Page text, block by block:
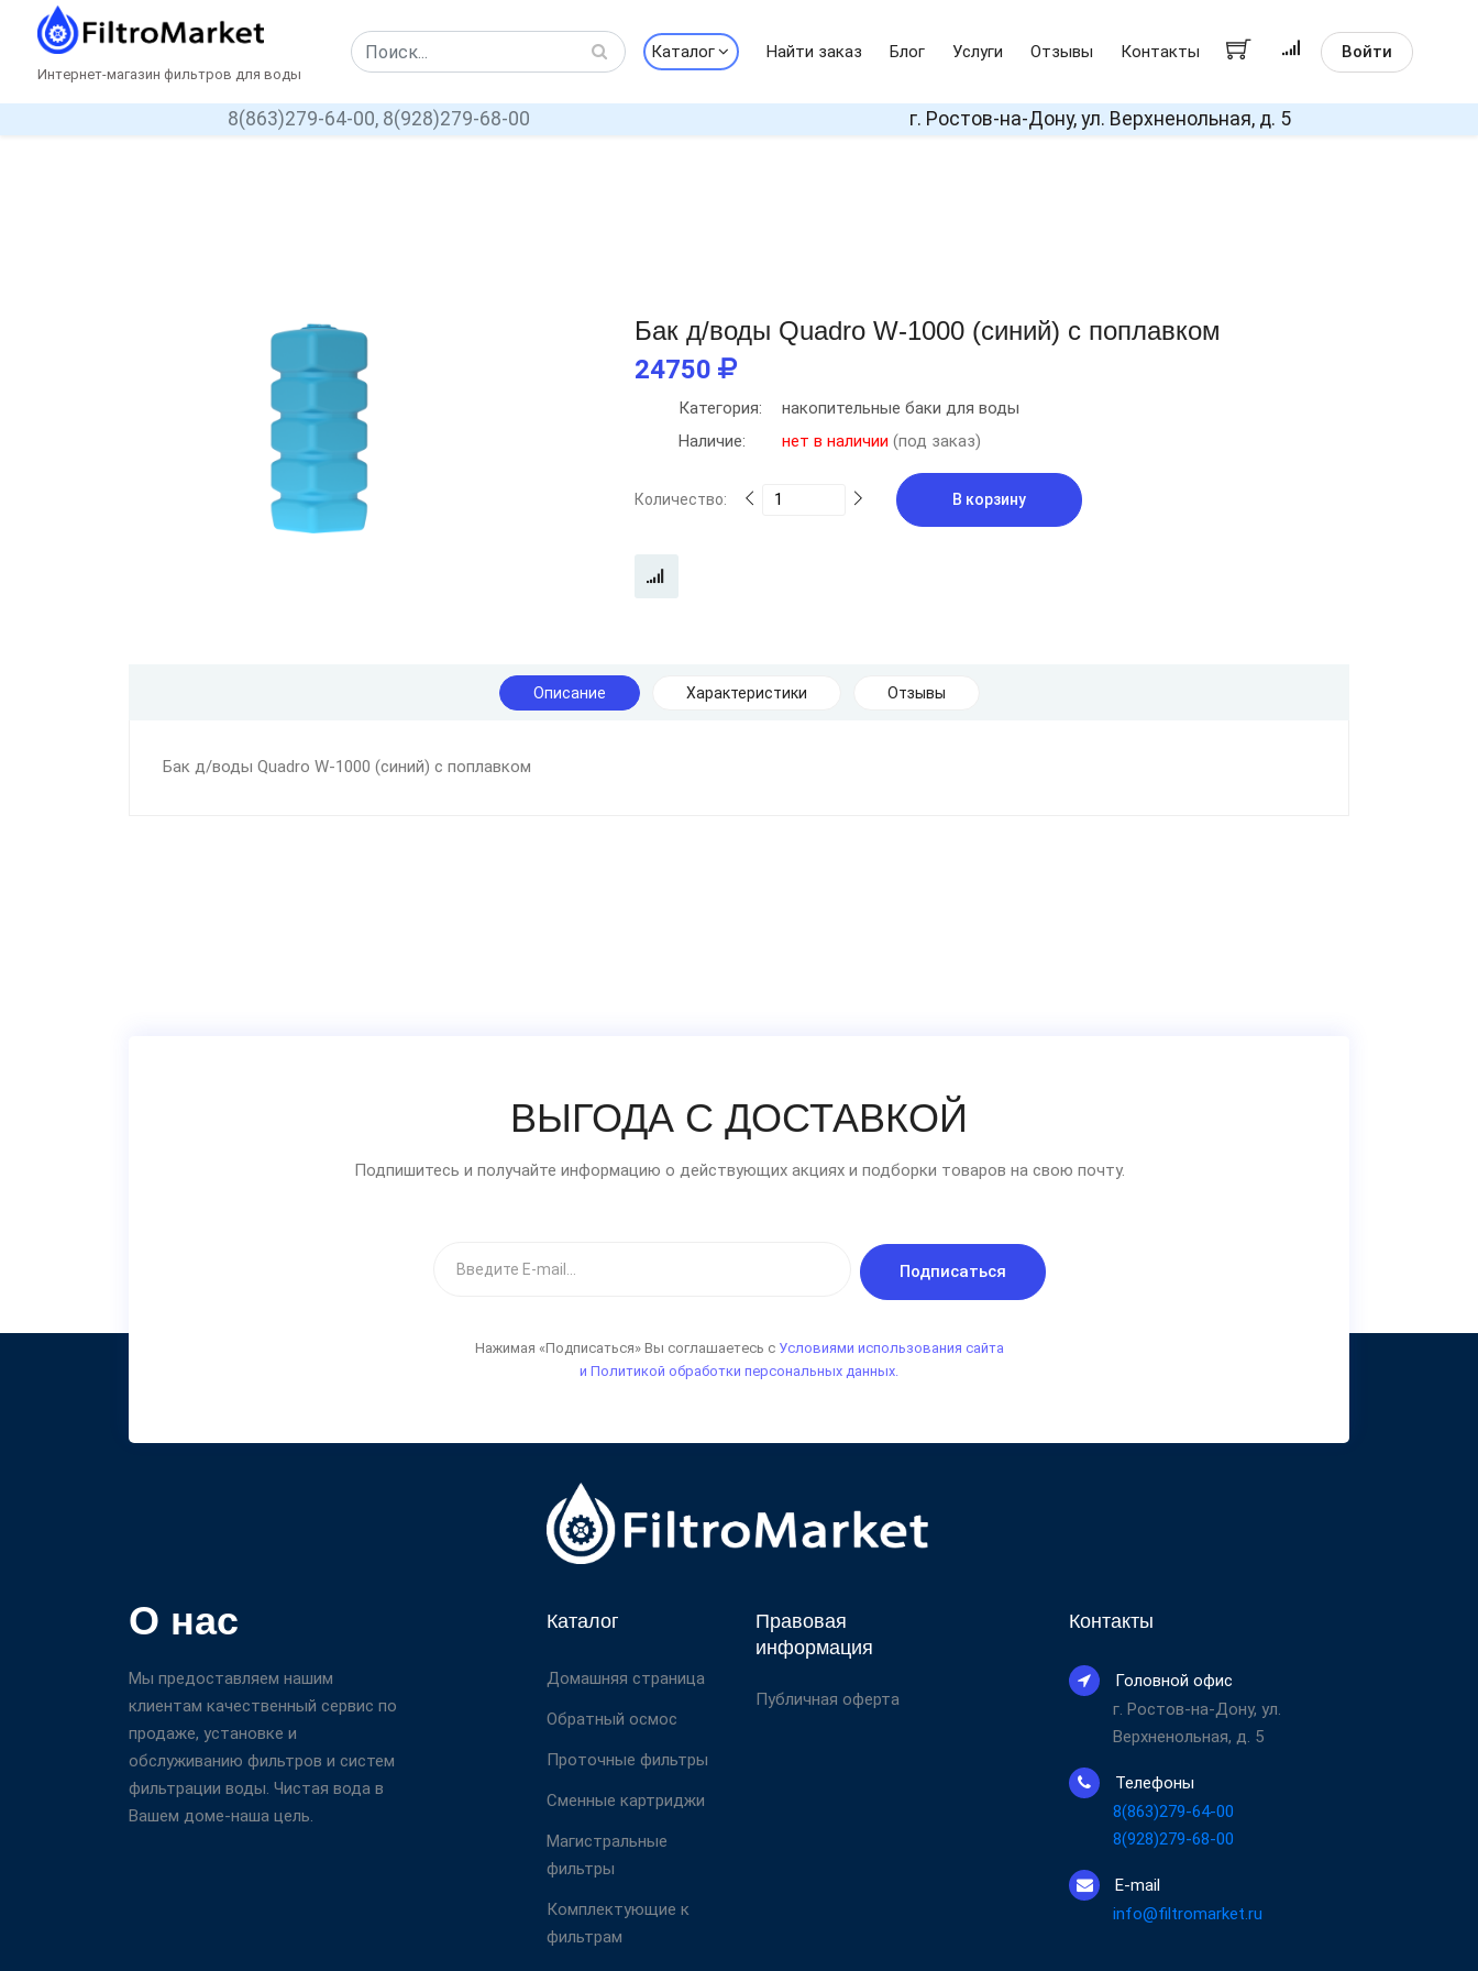
Интернет-магазин фильтров для воды
Каталог Найти заказ Блог Услуги Отзывы Контакты Войти
8(863)279-64-00, 8(928)279-68-00 г. Ростов-на-Дону, ул. Верхненольная, д. 5
Бак д/воды Quadro W-1000 (синий) с поплавком
24750
Категория:
накопительные баки для воды
Наличие:
нет в наличии (под заказ)
Количество: В корзину
Описание Характеристики Отзывы
Бак д/воды Quadro W-1000 (синий) с поплавком
ВЫГОДА С ДОСТАВКОЙ
Подпишитесь и получайте информацию о действующих акциях и подборки товаров на свою почту.
Подписаться
Нажимая «Подписаться» Вы соглашаетесь с Условиями использования сайта
и Политикой обработки персональных данных.
О нас
Мы предоставляем нашим
клиентам качественный сервис по
продаже, установке и
обслуживанию фильтров и систем
фильтрации воды. Чистая вода в
Вашем доме-наша цель.
Каталог
Домашняя страница
Обратный осмос
Проточные фильтры
Сменные картриджи
Магистральные
фильтры
Комплектующие к
фильтрам
Правовая
информация
Публичная оферта
Контакты
Головной офис
г. Ростов-на-Дону, ул.
Верхненольная, д. 5
Телефоны
8(863)279-64-00
8(928)279-68-00
E-mail
info@filtromarket.ru